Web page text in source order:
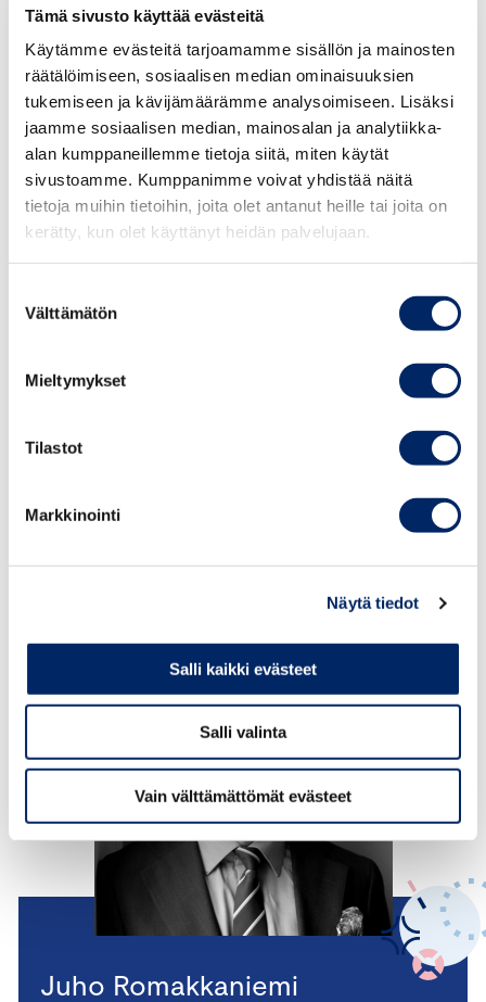
Tämä sivusto käyttää evästeitä
Käytämme evästeitä tarjoamamme sisällön ja mainosten
räätälöimiseen, sosiaalisen median ominaisuuksien
tukemiseen ja kävijämäärämme analysoimiseen. Lisäksi
jaamme sosiaalisen median, mainosalan ja analytiikka-
alan kumppaneillemme tietoja siitä, miten käytät
sivustoamme. Kumppanimme voivat yhdistää näitä
tietoja muihin tietoihin, joita olet antanut heille tai joita on
kerätty, kun olet käyttänyt heidän palvelujaan.
valinta
Välttämätön
Mieltymykset
Tilastot
Markkinointi
Näytä tiedot
Salli kaikki evästeet
Salli valinta
Vain välttämättömät evästeet
alueiden määrää vähentämällä. Mahdollisista
korjaustoimista on päätettävä jo vuonna 2026.
Lisätietoja:
toimitusjohtaja Jyri Häkämies, Elinkeinoelämän
keskusliitto (Häkämiehen haastattelupyynnöt,
viestintäjohtaja Nora Elers, 050 574 6977,
nora.elers@ek.fi
toimitusjohtaja Juho Romakkaniemi,
toimitusjohtaja Mikael Pentikäinen, Suomen Yrittäjät, 040
toimitusjohtaja Minna Vanhala-Harmanen, Perheyritysten
Juho Romakkaniemi